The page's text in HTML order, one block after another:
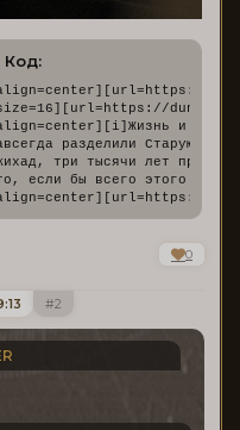
target="_blank"><img
Код:
и
разделили Старую
три тысячи лет
если бы всего этого не
0
2